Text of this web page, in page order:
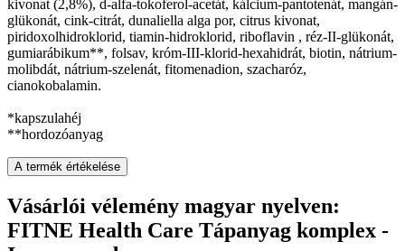
kivonat (2,8%), d-alfa-tokoferol-acetát, kálcium-pantotenát, mangán-
glükonát, cink-citrát, dunaliella alga por, citrus kivonat,
piridoxolhidroklorid, tiamin-hidroklorid, riboflavin , réz-II-glükonát,
gumiarábikum**, folsav, króm-III-klorid-hexahidrát, biotin, nátrium-
molibdát, nátrium-szelenát, fitomenadion, szacharóz,
cianokobalamin.
*kapszulahéj
**hordozóanyag
A termék értékelése
Vásárlói vélemény magyar nyelven:
FITNE Health Care Tápanyag komplex -